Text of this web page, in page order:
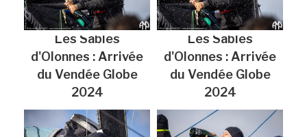
Les Sables
d'Olonnes : Arrivée
du Vendée Globe
2024
Les Sables
d'Olonnes : Arrivée
du Vendée Globe
2024